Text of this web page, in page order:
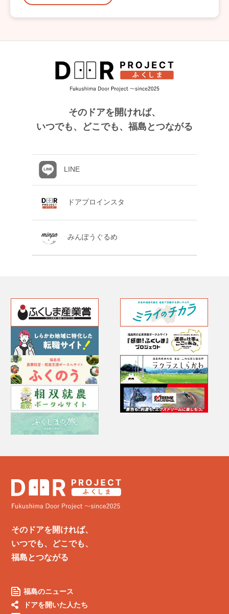
そのドアを開ければ、
いつでも、どこでも、福島とつながる
LINE
ドアプロインスタ
みんぽうぐるめ
そのドアを開ければ、
いつでも、どこでも、
福島とつながる
福島のニュース
ドアを開いた人たち